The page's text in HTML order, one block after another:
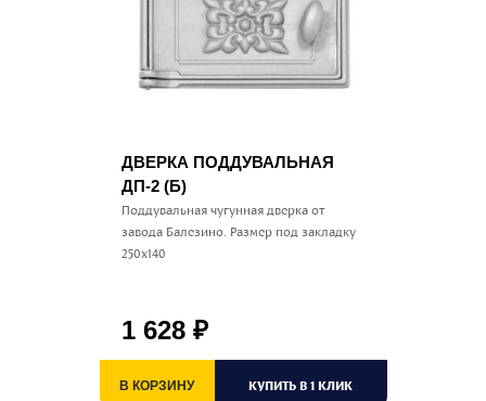
ДВЕРКА ПОДДУВАЛЬНАЯ
ДП-2 (Б)
Поддувальная чугунная дверка от
завода Балезино. Размер под закладку
250х140
1 628 ₽
В КОРЗИНУ КУПИТЬ В 1 КЛИК